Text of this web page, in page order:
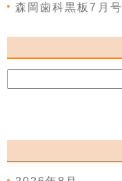
森岡歯科黒板7月号